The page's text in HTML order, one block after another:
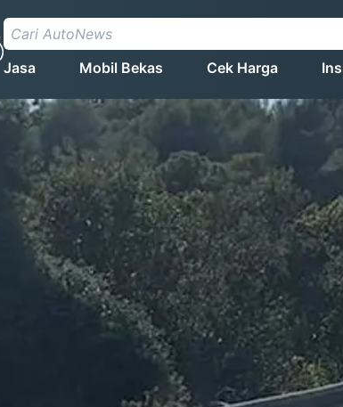
Jasa Mobil Bekas Cek Harga